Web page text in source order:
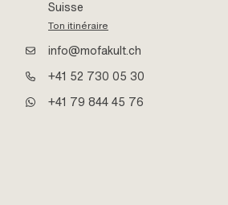
Suisse
Ton itinéraire
info@mofakult.ch
+41 52 730 05 30
+41 79 844 45 76